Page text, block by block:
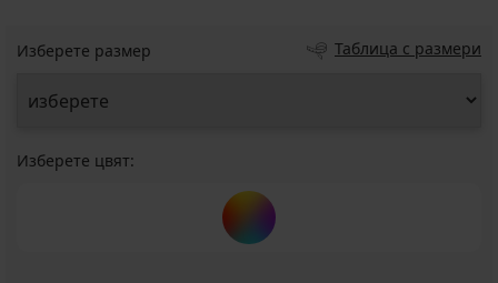
Изберете размер Таблица с размери
Изберете цвят: